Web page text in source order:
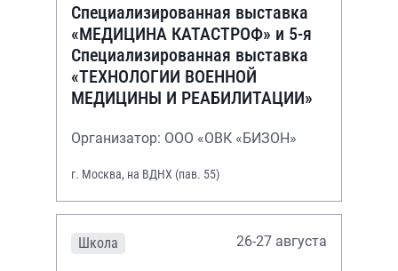
Специализированная выставка
«МЕДИЦИНА КАТАСТРОФ» и 5-я
Специализированная выставка
«ТЕХНОЛОГИИ ВОЕННОЙ
МЕДИЦИНЫ И РЕАБИЛИТАЦИИ»
Организатор: ООО «ОВК «БИЗОН»
г. Москва, на ВДНХ (пав. 55)
Школа 26-27 августа